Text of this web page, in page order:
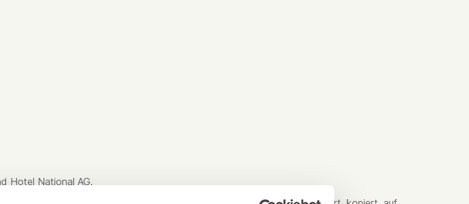
Hotel National AG.